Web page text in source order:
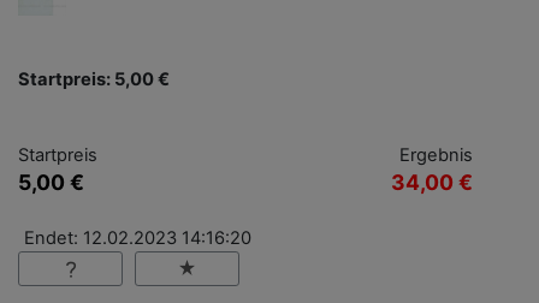
Startpreis: 5,00 €
Startpreis
5,00 €
Ergebnis
34,00 €
Endet: 12.02.2023 14:16:20